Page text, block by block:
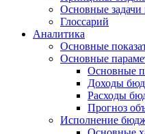
Основные
Глоссарий
Аналитика
Основные
Основные
Основные
Доходы
Расходы
Прогноз
Исполнение